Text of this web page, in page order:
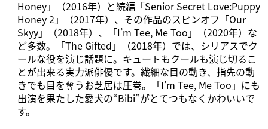
Honey」（2016年）と続編「Senior Secret Love:Puppy
Honey 2」（2017年）、その作品のスピンオフ「Our
Skyy」（2018年）、「I’m Tee, Me Too」（2020年）な
ど多数。「The Gifted」（2018年）では、シリアスでク
ールな役を演じ話題に。キュートもクールも演じ切るこ
とが出来る実力派俳優です。繊細な目の動き、指先の動
きでも目を奪うお芝居は圧巻。「I’m Tee, Me Too」にも
出演を果たした愛犬の“Bibi”がとてつもなくかわいいで
す。